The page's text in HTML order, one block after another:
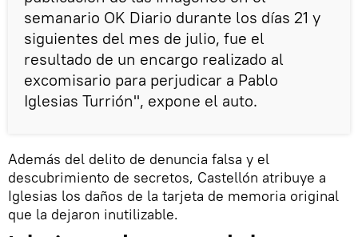
semanario OK Diario durante los días 21 y
siguientes del mes de julio, fue el
resultado de un encargo realizado al
excomisario para perjudicar a Pablo
Iglesias Turrión", expone el auto.
Además del delito de denuncia falsa y el
descubrimiento de secretos, Castellón atribuye a
Iglesias los daños de la tarjeta de memoria original
que la dejaron inutilizable.